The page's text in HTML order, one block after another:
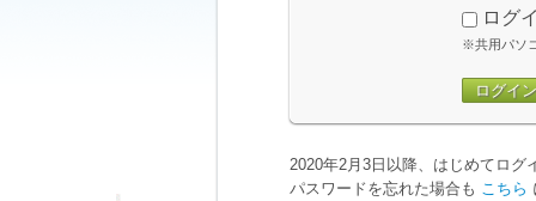
ログ
※共用パソ
ログイン
2020年2月3日以降、はじめてログ
パスワードを忘れた場合も こちら